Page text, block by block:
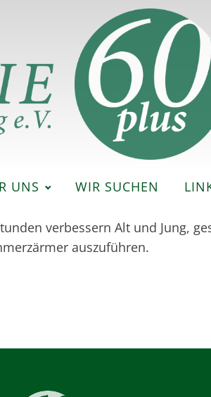
UNS WIR SUCHEN
verbessern Alt und Jung,
auszuführen.